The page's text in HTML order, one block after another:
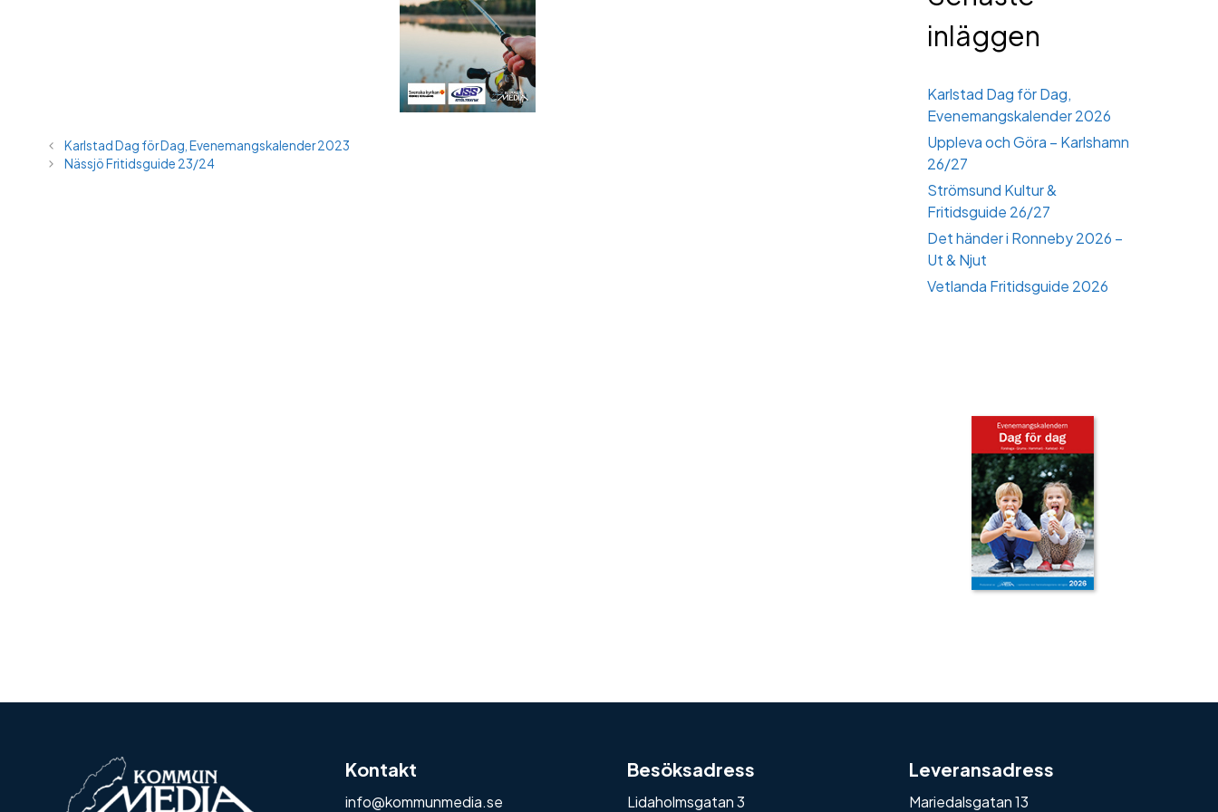
Karlstad Dag för Dag, Evenemangskalender 2023
Nässjö Fritidsguide 23/24
inläggen
Karlstad Dag för Dag,
Evenemangskalender 2026
Uppleva och Göra – Karlshamn
26/27
Strömsund Kultur &
Fritidsguide 26/27
Det händer i Ronneby 2026 –
Ut & Njut
Vetlanda Fritidsguide 2026
Kontakt
info@kommunmedia.se
Besöksadress
Lidaholmsgatan 3
Leveransadress
Mariedalsgatan 13